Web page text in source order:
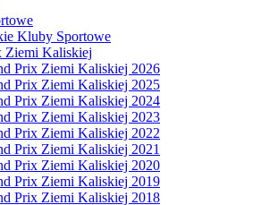
Kluby Sportowe
Ziemi Kaliskiej
Prix Ziemi Kaliskiej 2026
Prix Ziemi Kaliskiej 2025
Prix Ziemi Kaliskiej 2024
Prix Ziemi Kaliskiej 2023
Prix Ziemi Kaliskiej 2022
Prix Ziemi Kaliskiej 2021
Prix Ziemi Kaliskiej 2020
Prix Ziemi Kaliskiej 2019
Prix Ziemi Kaliskiej 2018